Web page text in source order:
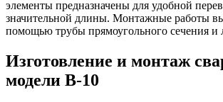
элементы предназначены для удобной
значительной длины. Монтажные работы
помощью трубы прямоугольного сечения и
Изготовление и монтаж
модели В-10